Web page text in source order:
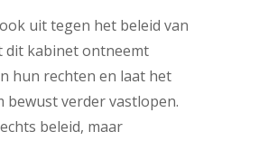
uit tegen het beleid van
dit kabinet ontneemt
hun rechten en laat het
bewust verder vastlopen.
beleid, maar